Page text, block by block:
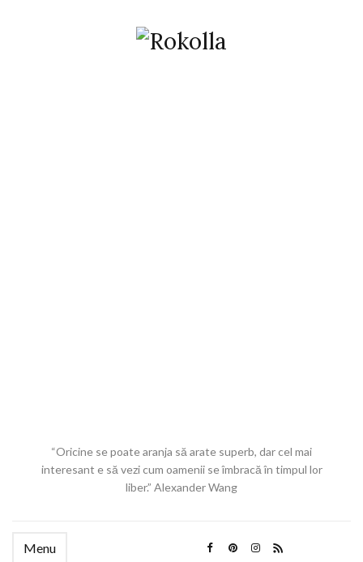
“Oricine se poate aranja să arate superb, dar cel mai
interesant e să vezi cum oamenii se îmbracă în timpul lor
liber.” Alexander Wang
Menu